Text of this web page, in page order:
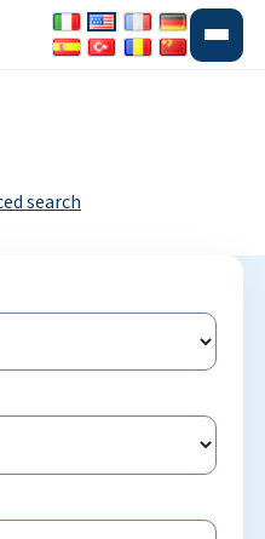
section
search